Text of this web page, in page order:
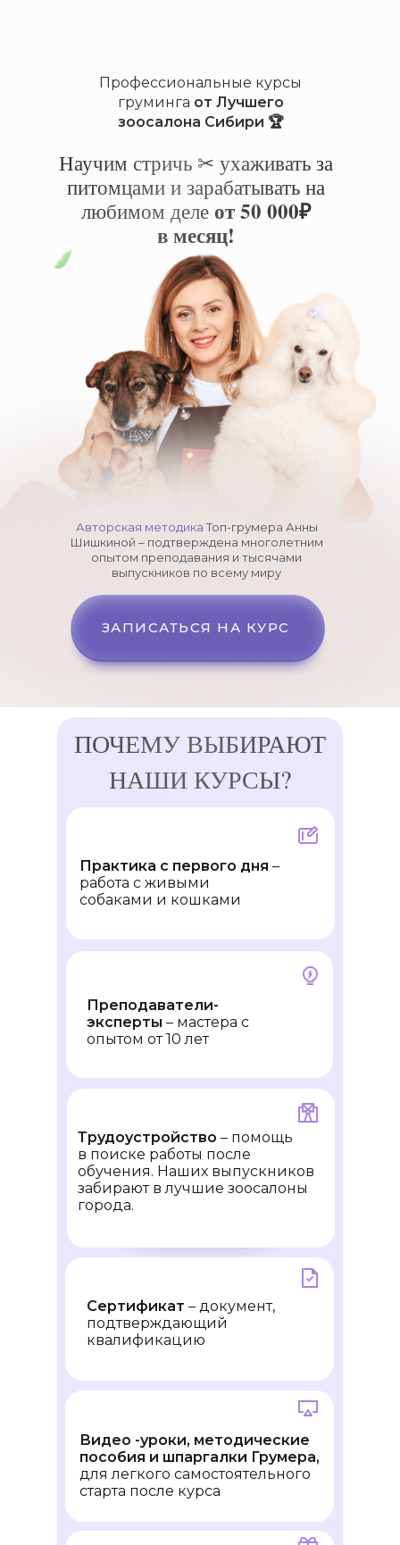
Научим стричь ✂ ухаживать за
питомцами и зарабатывать на
любимом деле от 50 000₽
в месяц!
Авторская методика Топ-грумера Анны
Шишкиной – подтверждена многолетним
опытом преподавания и тысячами
выпускников по всему миру
ЗАПИСАТЬСЯ НА КУРС
Профессиональные курсы
груминга от Лучшего
зоосалона Сибири 🏆
ПОЧЕМУ ВЫБИРАЮТ
НАШИ КУРСЫ?
Практика с первого дня –
работа с живыми
собаками и кошками
Трудоустройство – помощь
в поиске работы после
обучения. Наших выпускников
забирают в лучшие зоосалоны
города.
Видео -уроки, методические
пособия и шпаргалки Грумера,
для легкого самостоятельного
старта после курса
Преподаватели-
эксперты – мастера с
опытом от 10 лет
Сертификат – документ,
подтверждающий
квалификацию